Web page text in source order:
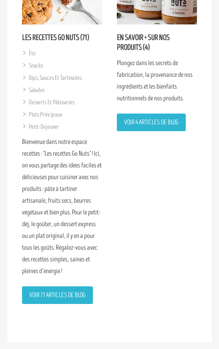
LES RECETTES GO NUTS (71)
Été
Snacks
Dips, Sauces Et Tartinades
Salades
Desserts Et Pâtisseries
Plats Principaux
Petit-Déjeuner
Bienvenue dans notre espace
recettes : "Les recettes Go Nuts" ! Ici,
on vous partage des idées faciles et
délicieuses pour cuisiner avec nos
produits : pâte à tartiner
artisanale, fruits secs, beurres
végétaux et bien plus. Pour le petit-
déj, le goûter, un dessert express
ou un plat original, il y en a pour
tous les goûts. Régalez-vous avec
des recettes simples, saines et
pleines d’énergie !
VOIR 71 ARTICLES DE BLOG
EN SAVOIR + SUR NOS
PRODUITS (4)
Plongez dans les secrets de
fabrication, la provenance de nos
ingrédients et les bienfaits
nutritionnels de nos produits.
VOIR 4 ARTICLES DE BLOG